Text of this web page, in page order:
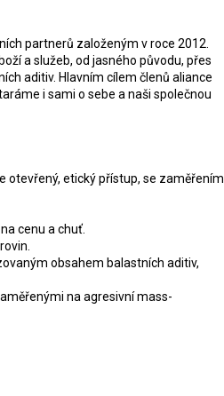
partnerů založeným v roce 2012.
a služeb, od jasného původu, přes
aditiv. Hlavním cílem členů aliance
i sami o sebe a naši společnou
otevřený, etický přístup, se zaměřením
cenu a chuť.
obsahem balastních aditiv,
na agresivní mass-